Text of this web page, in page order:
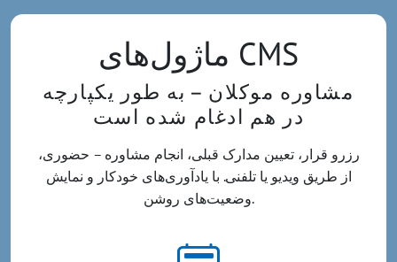
ماژول‌های CMS
مشاوره موکلان – به طور یکپارچه
در هم ادغام شده است
رزرو قرار، تعیین مدارک قبلی، انجام مشاوره – حضوری،
از طریق ویدیو یا تلفنی. با یادآوری‌های خودکار و نمایش
وضعیت‌های روشن.